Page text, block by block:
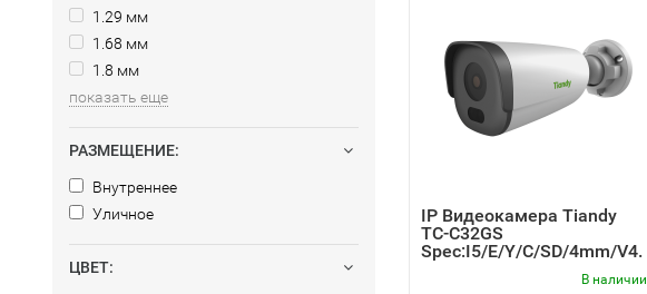
1.29 мм
1.68 мм
1.8 мм
показать еще
РАЗМЕЩЕНИЕ:
Внутреннее
Уличное
ЦВЕТ:
IP Видеокамера Tiandy
TC-C32GS
Spec:I5/E/Y/C/SD/4mm/V4.
В наличии